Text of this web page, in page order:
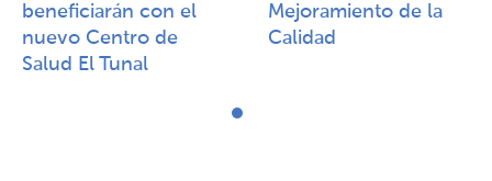
beneficiarán con el
nuevo Centro de
Salud El Tunal
Mejoramiento de la
Calidad​​